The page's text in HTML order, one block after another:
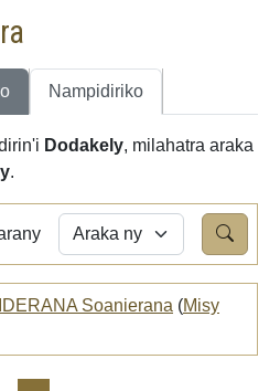
Nampidiriko
Dodakely, milahatra araka
.
Soanierana (Misy